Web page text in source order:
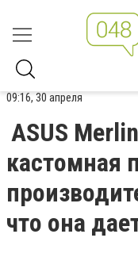
09:16, 30 апреля
ASUS
кастомная
что она